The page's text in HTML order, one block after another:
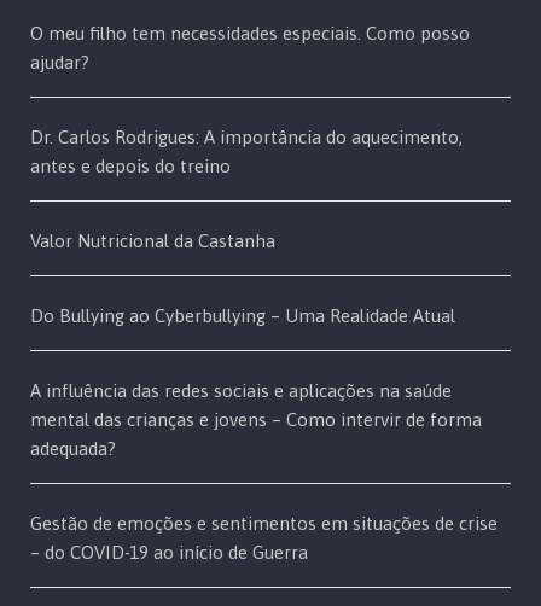
O meu filho tem necessidades especiais. Como posso
ajudar?
Dr. Carlos Rodrigues: A importância do aquecimento,
antes e depois do treino
Valor Nutricional da Castanha
Do Bullying ao Cyberbullying – Uma Realidade Atual
A influência das redes sociais e aplicações na saúde
mental das crianças e jovens – Como intervir de forma
adequada?
Gestão de emoções e sentimentos em situações de crise
– do COVID-19 ao início de Guerra